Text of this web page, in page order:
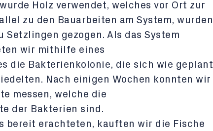
Holz verwendet, welches vor Ort zur
zu den Bauarbeiten am System, wurden
Setzlingen gezogen. Als das System
wir mithilfe eines
die Bakterienkolonie, die sich wie geplant
Nach einigen Wochen konnten wir
messen, welche die
der Bakterien sind.
bereit erachteten, kauften wir die Fische